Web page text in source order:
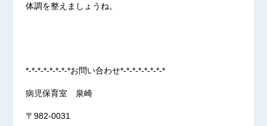
体調を整えましょうね。
*-*-*-*-*-*-*-*お問い合わせ*-*-*-*-*-*-*-*
病児保育室 泉崎
〒982-0031